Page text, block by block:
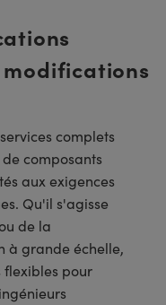
complets
composants
aux exigences
Qu'il s'agisse
de la
à grande échelle,
flexibles pour